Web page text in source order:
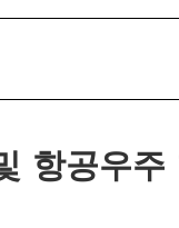
공우주